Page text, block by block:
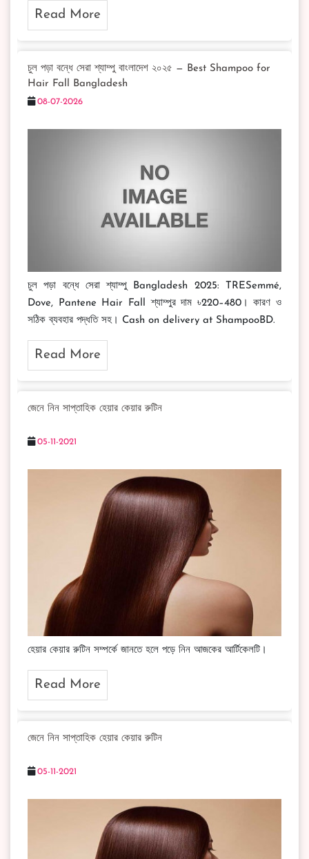
Read More
চুল পড়া বন্ধে সেরা শ্যাম্পু বাংলাদেশ ২০২৫ — Best Shampoo for
Hair Fall Bangladesh
08-07-2026
চুল পড়া বন্ধে সেরা শ্যাম্পু Bangladesh 2025: TRESemmé,
Dove, Pantene Hair Fall শ্যাম্পুর দাম ৳220–480। কারণ ও
সঠিক ব্যবহার পদ্ধতি সহ। Cash on delivery at ShampooBD.
Read More
জেনে নিন সাপ্তাহিক হেয়ার কেয়ার রুটিন
05-11-2021
হেয়ার কেয়ার রুটিন সম্পর্কে জানতে হলে পড়ে নিন আজকের আর্টিকেলটি।
Read More
জেনে নিন সাপ্তাহিক হেয়ার কেয়ার রুটিন
05-11-2021